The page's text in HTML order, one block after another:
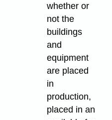
whether or
not the
buildings
and
equipment
are placed
in
production,
placed in an